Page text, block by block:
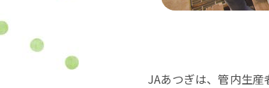
JAあつぎは、管内生産